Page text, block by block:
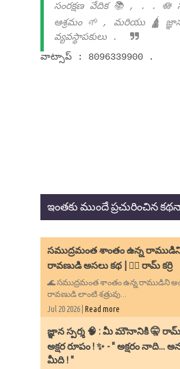
సంరక్షణ వేదిక 📚 , . . 🪷
ఆశ్రమం 🌱 , మరియు 🛕 జ్ఞాన
వ్యవస్థాపకులు .
వాట్సాప్ : 8096339900 .
ఇంతకు ముందే ప్రచురించిన
సముద్రమంత శాంతం ఉన్న
రావణుడి అసలు కథ | ✍🏻 రామ్ కర్రి
🌊 సముద్రమంత శాంతం ఉన్న రాముడిని
రావణుడి లాంటి శత్రువు...
Jul 20 2026 | Read more
​జ్ఞాన స్పర్శ 🧠 : మీ మౌనానికి 🤫 రామ్
అక్షర రూపం ! ✨ - ​" అక్షరం నాది...
మీది ! "